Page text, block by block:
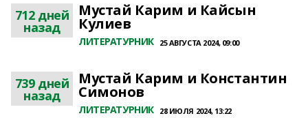
712 дней
назад
Мустай Карим и Кайсын
Кулиев
ЛИТЕРАТУРНИК 25 АВГУСТА 2024, 09:00
739 дней
назад
Мустай Карим и Константин
Симонов
ЛИТЕРАТУРНИК 28 ИЮЛЯ 2024, 13:22